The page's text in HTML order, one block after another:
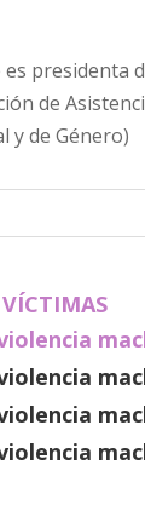
presidenta
de
y de Género)